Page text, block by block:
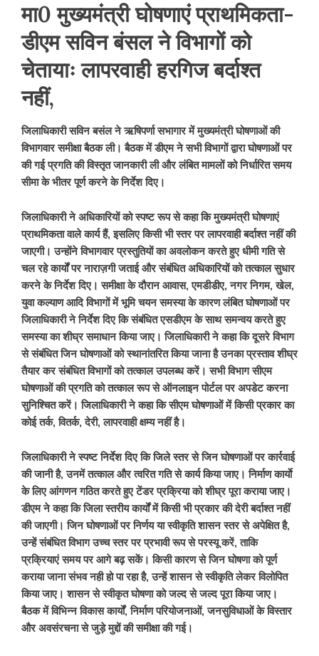
मा0 मुख्यमंत्री घोषणाएं प्राथमिकता-
डीएम सविन बंसल ने विभागों को
चेतायाः लापरवाही हरगिज बर्दाश्त
नहीं,
जिलाधिकारी सविन बसंल ने ऋषिपर्णा सभागार में मुख्यमंत्री घोषणाओं की
विभागवार समीक्षा बैठक ली। बैठक में डीएम ने सभी विभागों द्वारा घोषणाओं पर
की गई प्रगति की विस्तृत जानकारी ली और लंबित मामलों को निर्धारित समय
सीमा के भीतर पूर्ण करने के निर्देश दिए।
जिलाधिकारी ने अधिकारियों को स्पष्ट रूप से कहा कि मुख्यमंत्री घोषणाएं
प्राथमिकता वाले कार्य हैं, इसलिए किसी भी स्तर पर लापरवाही बर्दाश्त नहीं की
जाएगी। उन्होंने विभागवार प्रस्तुतियों का अवलोकन करते हुए धीमी गति से
चल रहे कार्यों पर नाराज़गी जताई और संबंधित अधिकारियों को तत्काल सुधार
करने के निर्देश दिए। समीक्षा के दौरान आवास, एमडीडीए, नगर निगम, खेल,
युवा कल्याण आदि विभागों में भूमि चयन समस्या के कारण लंबित घोषणाओं पर
जिलाधिकारी ने निर्देश दिए कि संबंधित एसडीएम के साथ समन्वय करते हुए
समस्या का शीघ्र समाधान किया जाए। जिलाधिकारी ने कहा कि दूसरे विभाग
से संबंधित जिन घोषणाओं को स्थानांतरित किया जाना है उनका प्रस्ताव शीघ्र
तैयार कर संबंधित विभागों को तत्काल उपलब्ध करें। सभी विभाग सीएम
घोषणाओं की प्रगति को तत्काल रूप से ऑनलाइन पोर्टल पर अपडेट करना
सुनिश्चित करें। जिलाधिकारी ने कहा कि सीएम घोषणाओं में किसी प्रकार का
कोई तर्क, वितर्क, देरी, लापरवाही क्षम्य नहीं है।
जिलाधिकारी ने स्पष्ट निर्देश दिए कि जिले स्तर से जिन घोषणाओं पर कार्रवाई
की जानी है, उनमें तत्काल और त्वरित गति से कार्य किया जाए। निर्माण कार्याे
के लिए आंगणन गठित करते हुए टेंडर प्रक्रिया को शीघ्र पूरा कराया जाए।
डीएम ने कहा कि जिला स्तरीय कार्यों में किसी भी प्रकार की देरी बर्दाश्त नहीं
की जाएगी। जिन घोषणाओं पर निर्णय या स्वीकृति शासन स्तर से अपेक्षित है,
उन्हें संबंधित विभाग उच्च स्तर पर प्रभावी रूप से परस्यू करें, ताकि
प्रक्रियाएं समय पर आगे बढ़ सकें। किसी कारण से जिन घोषणा को पूर्ण
कराया जाना संभव नही हो पा रहा है, उन्हें शासन से स्वीकृति लेकर विलोपित
किया जाए। शासन से स्वीकृत घोषणा को जल्द से जल्द पूरा किया जाए।
बैठक में विभिन्न विकास कार्यों, निर्माण परियोजनाओं, जनसुविधाओं के विस्तार
और अवसंरचना से जुड़े मुद्दों की समीक्षा की गई।